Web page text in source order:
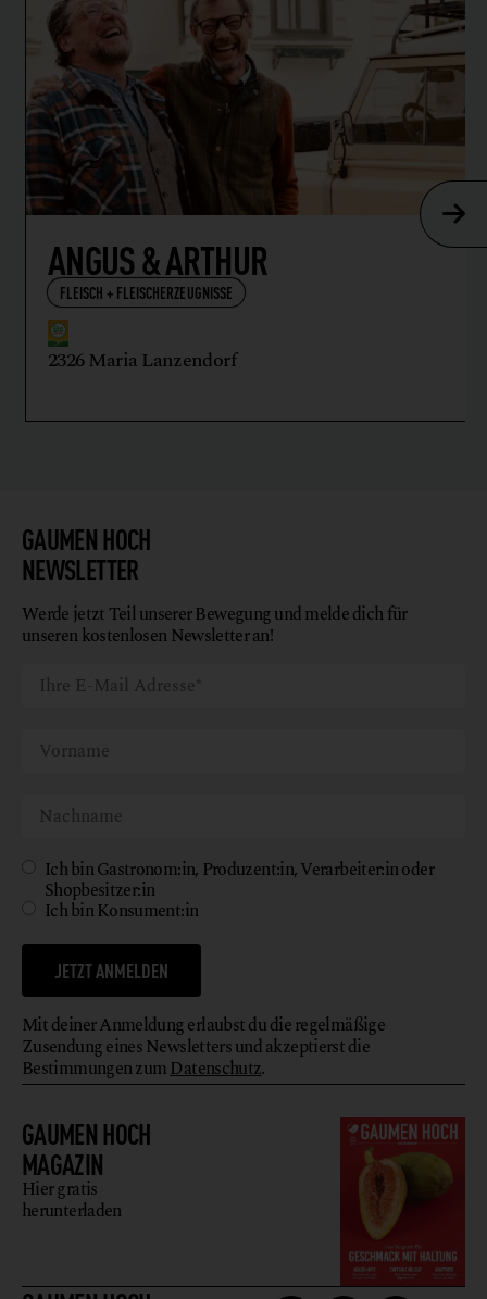
ANGUS & ARTHUR
FLEISCH + FLEISCHERZEUGNISSE
2326 Maria Lanzendorf
GAUMEN HOCH
MAGAZIN
Hier gratis
herunterladen
GAUMEN HOCH
NEWSLETTER
Werde jetzt Teil unserer Bewegung und melde dich für
unseren kostenlosen Newsletter an!
Ich bin Gastronom:in, Produzent:in, Verarbeiter:in oder
Shopbesitzer:in
Ich bin Konsument:in
JETZT ANMELDEN
Mit deiner Anmeldung erlaubst du die regelmäßige
Zusendung eines Newsletters und akzeptierst die
Bestimmungen zumDatenschutz.